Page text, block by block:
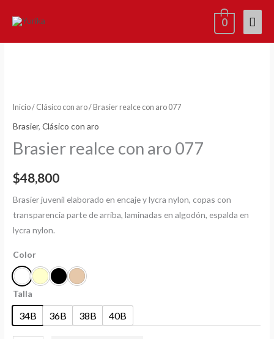
0
Inicio/ Clásico con aro/ Brasier realce con aro 077
Brasier,Clásico con aro
Brasier realce con aro 077
$48,800
Brasier juvenil elaborado en encaje y lycra nylon, copas con
transparencia parte de arriba, laminadas en algodón, espalda en
lycra nylon.
Color
Talla
34B 36B 38B 40B
Brasier
077
cantidad